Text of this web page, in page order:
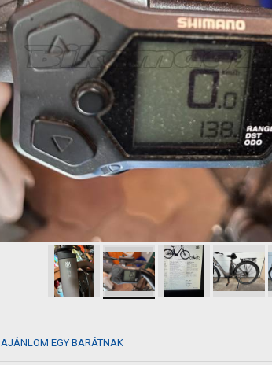
AJÁNLOM EGY BARÁTNAK